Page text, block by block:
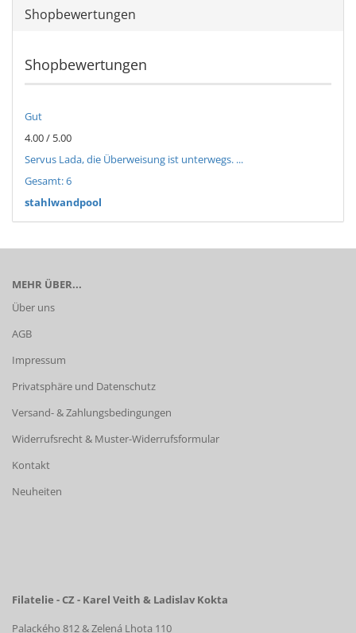
Shopbewertungen
Shopbewertungen
Gut
4.00 / 5.00
Servus Lada, die Überweisung ist unterwegs. ...
Gesamt: 6
stahlwandpool
MEHR ÜBER...
Über uns
AGB
Impressum
Privatsphäre und Datenschutz
Versand- & Zahlungsbedingungen
Widerrufsrecht & Muster-Widerrufsformular
Kontakt
Neuheiten
Filatelie - CZ - Karel Veith & Ladislav Kokta
Palackého 812 & Zelená Lhota 110